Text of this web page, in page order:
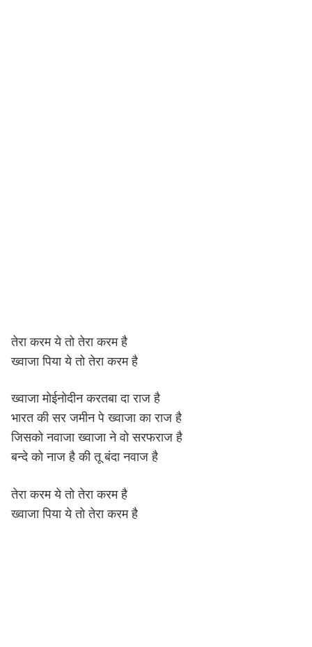
तेरा करम ये तो तेरा करम है
ख्वाजा पिया ये तो तेरा करम है
ख्वाजा मोईनोदीन करतबा दा राज है
भारत की सर जमीन पे ख्वाजा का राज है
जिसको नवाजा ख्वाजा ने वो सरफराज है
बन्दे को नाज है की तू बंदा नवाज है
तेरा करम ये तो तेरा करम है
ख्वाजा पिया ये तो तेरा करम है